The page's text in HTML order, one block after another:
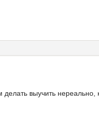
выучить нереально,